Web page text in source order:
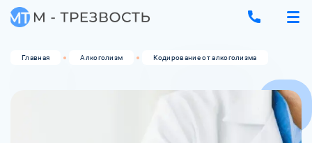
Главная Алкоголизм Кодирование от алкоголизма